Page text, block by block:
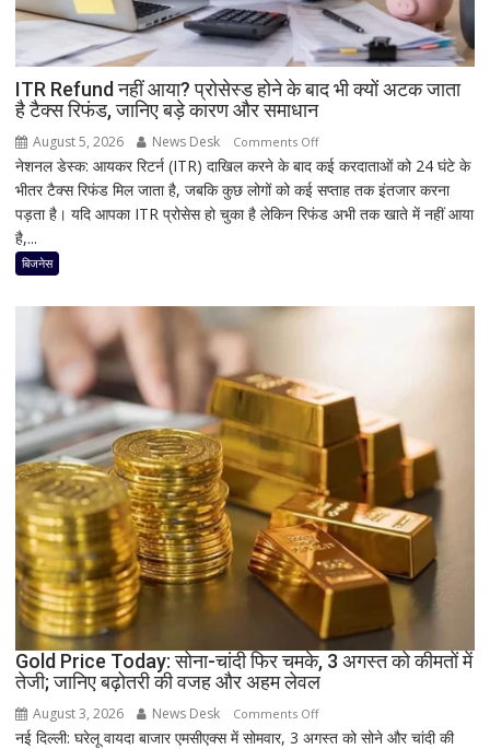
ITR Refund नहीं आया? प्रोसेस्ड होने के बाद भी क्यों अटक जाता
है टैक्स रिफंड, जानिए बड़े कारण और समाधान
August 5, 2026 News Desk Comments Offon
ITR
Refund
नहीं
के
अटक
है
टैक्स
रिफंड,
जानिए
बड़े
कारण
और
समाधान
नेशनल डेस्क: आयकर रिटर्न (ITR) दाखिल करने के बाद कई करदाताओं को 24 घंटे के
भीतर टैक्स रिफंड मिल जाता है, जबकि कुछ लोगों को कई सप्ताह तक इंतजार करना
पड़ता है। यदि आपका ITR प्रोसेस हो चुका है लेकिन रिफंड अभी तक खाते में नहीं आया
है,...
बिजनेस
Gold Price Today: सोना-चांदी फिर चमके, 3 अगस्त को कीमतों में
तेजी; जानिए बढ़ोतरी की वजह और अहम लेवल
August 3, 2026 News Desk Comments Offon
Gold
नई दिल्ली: घरेलू वायदा बाजार एमसीएक्स में सोमवार, 3 अगस्त को सोने और चांदी की